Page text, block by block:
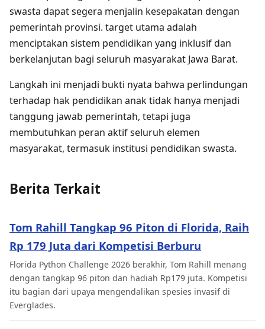
swasta dapat segera menjalin kesepakatan dengan
pemerintah provinsi. target utama adalah
menciptakan sistem pendidikan yang inklusif dan
berkelanjutan bagi seluruh masyarakat Jawa Barat.
Langkah ini menjadi bukti nyata bahwa perlindungan
terhadap hak pendidikan anak tidak hanya menjadi
tanggung jawab pemerintah, tetapi juga
membutuhkan peran aktif seluruh elemen
masyarakat, termasuk institusi pendidikan swasta.
Berita Terkait
Tom Rahill Tangkap 96 Piton di Florida, Raih
Rp 179 Juta dari Kompetisi Berburu
Florida Python Challenge 2026 berakhir, Tom Rahill menang
dengan tangkap 96 piton dan hadiah Rp179 juta. Kompetisi
itu bagian dari upaya mengendalikan spesies invasif di
Everglades.